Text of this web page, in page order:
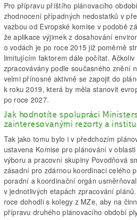
Pro přípravu příštího plánovacího
zhodnocení případných nedostatků v
vazbou od Evropské komise v podobě
že aplikace výjimek z dosahování
o vodách je po roce 2015 již poměrně
limitujícím faktorem dále počítat.
zpracovávány podle současného znění
velmi přínosné aktivně se zapojit do
k roku 2019, která by měla stanovit
po roce 2027.
Jak hodnotíte spolupráci
zainteresovanými rezorty a
Tak jako tomu bylo i v předchozím
ustavena Komise pro plánování v
výboru a pracovní skupiny Povodňová
zásadní pro zdárnou koordinaci celého
poradní a koordinační orgán
v jednotlivých etapách zpracování
roce dohodli s kolegy z MZe, aby na
přípravu druhého plánovacího období